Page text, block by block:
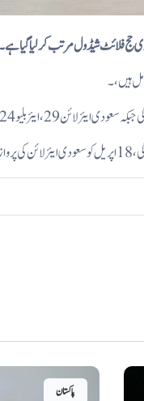
حج فلائٹ شیڈول مرتب کرلیا گیا
پاکستان